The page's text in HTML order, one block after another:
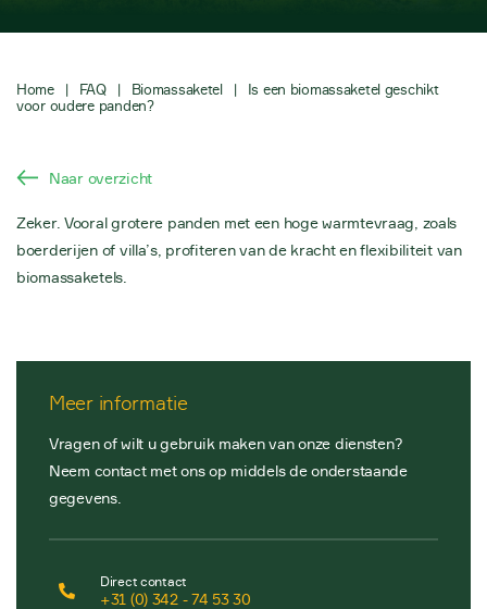
Home | FAQ | Biomassaketel |
Is een biomassaketel geschikt
voor oudere panden?
Naar overzicht
Zeker. Vooral grotere panden met een hoge warmtevraag, zoals
boerderijen of villa’s, profiteren van de kracht en flexibiliteit van
biomassaketels.
Meer informatie
Vragen of wilt u gebruik maken van onze diensten?
Neem contact met ons op middels de onderstaande
gegevens.
Direct contact
+31 (0) 342 - 74 53 30